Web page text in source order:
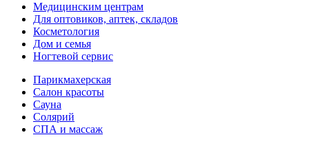
Медицинским центрам
Для оптовиков, аптек, складов
Косметология
Дом и семья
Ногтевой сервис
Парикмахерская
Салон красоты
Сауна
Солярий
СПА и массаж